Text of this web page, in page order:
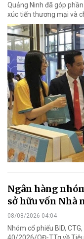
Quảng Ninh đã góp
xúc tiến thương mại và
Ngân hàng
sở hữu vốn Nhà
08/08/2026 04:04
Nhóm cổ phiếu BID,
40/2026/QĐ-TTg về